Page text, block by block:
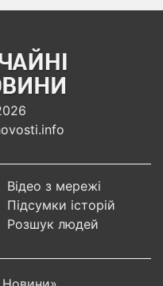
Відео з мережі
Підсумки історій
Розшук людей